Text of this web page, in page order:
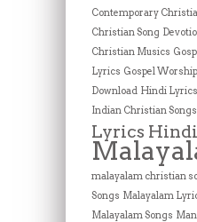
Contemporary
Christian Song
Christian Musics
Lyrics Gospel
Download Hindi Lyrics
Indian Christian Songs
Lyrics Hindi
malayalam christian
Songs Malayalam
Malayalam Songs